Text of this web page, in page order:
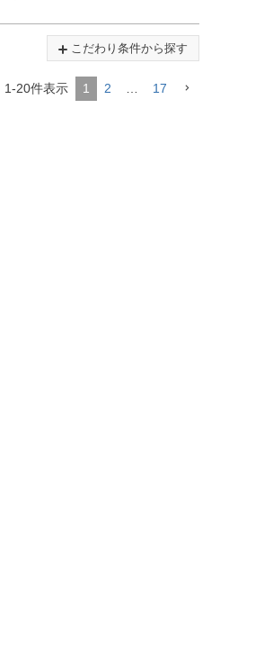
こだわり条件から探す
1-20件表示 1 2 … 17